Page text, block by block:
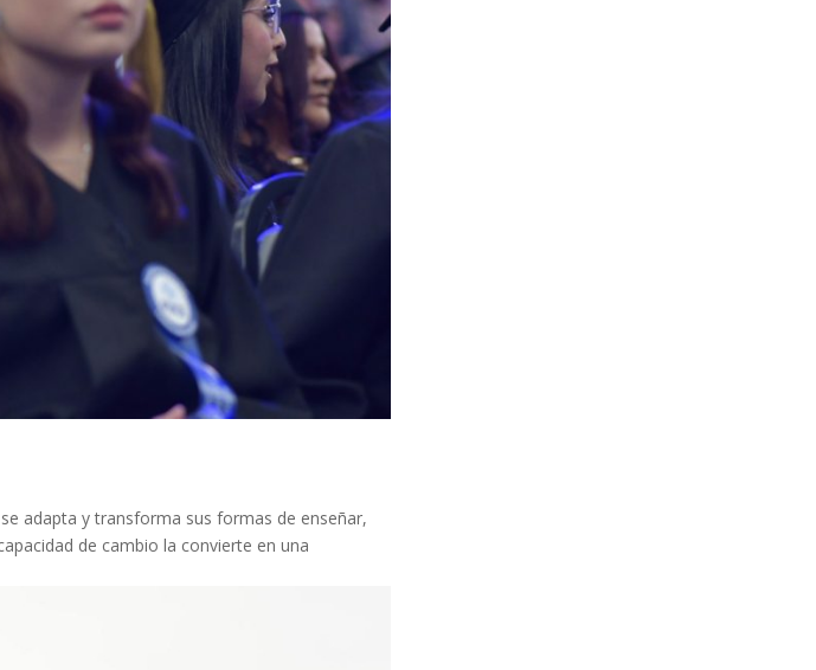
adapta y transforma sus formas de enseñar,
de cambio la convierte en una